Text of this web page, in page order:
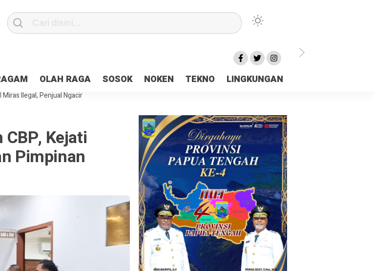
OLAH RAGA SOSOK NOKEN TEKNO LINGKUNGAN
Jayapura
Pesan Sejuk Polri di Deklarasi Pemilu Ceria Tanah Papua
Pilkada Jayapura Cair 10 Persen, Deposit Kas Daerah Rp23 Miliar Disorot
Ilegal, Penjual Ngacir
Kejati
Pimpinan